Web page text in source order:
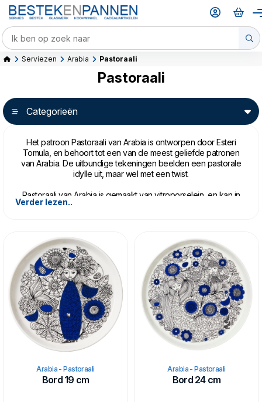
Serviezen Arabia Pastoraali
Pastoraali
Categorieën
Het patroon Pastoraali van Arabia is ontworpen door Esteri
Tomula, en behoort tot een van de meest geliefde patronen
van Arabia. De uitbundige tekeningen beelden een pastorale
idylle uit, maar wel met een twist.
Pastoraali van Arabia is gemaakt van vitroporselein, en kan in
de vaatwasser, vriezer, oven, en magnetron.
Verder lezen..
Arabia - Pastoraali
Bord 19 cm
Arabia - Pastoraali
Bord 24 cm